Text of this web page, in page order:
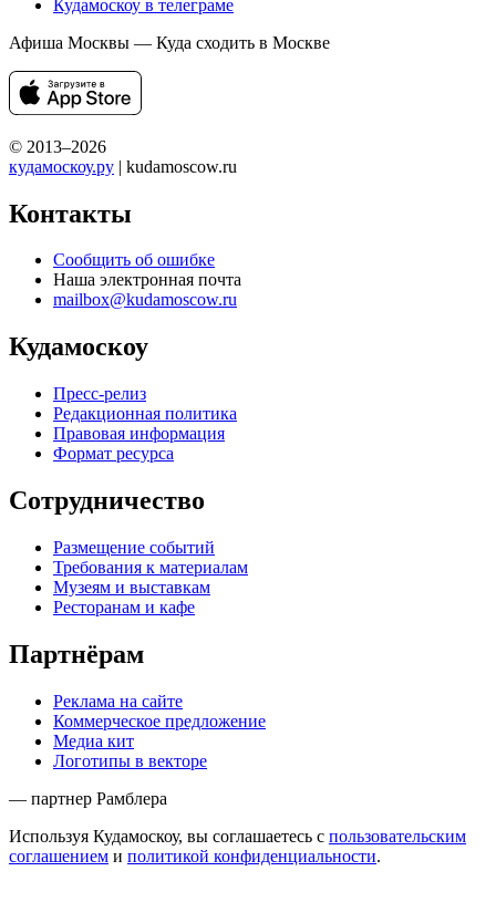
Кудамоскоу в телеграме
Афиша Москвы — Куда сходить в Москве
© 2013–2026
кудамоскоу.ру | kudamoscow.ru
Контакты
Сообщить об ошибке
Наша электронная почта
mailbox@kudamoscow.ru
Кудамоскоу
Пресс-релиз
Редакционная политика
Правовая информация
Формат ресурса
Сотрудничество
Размещение событий
Требования к материалам
Музеям и выставкам
Ресторанам и кафе
Партнёрам
Реклама на сайте
Коммерческое предложение
Медиа кит
Логотипы в векторе
— партнер Рамблера
Используя Кудамоскоу, вы соглашаетесь с пользовательским
соглашением и политикой конфиденциальности.